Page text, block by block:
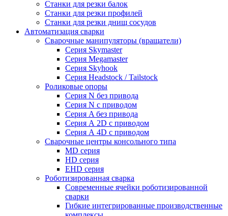
Станки для резки балок
Станки для резки профилей
Станки для резки днищ сосудов
Автоматизация сварки
Сварочные манипуляторы (вращатели)
Серия Skymaster
Серия Megamaster
Серия Skyhook
Серия Headstock / Tailstock
Роликовые опоры
Серия N без привода
Серия N с приводом
Серия A без привода
Серия А 2D с приводом
Серия А 4D с приводом
Сварочные центры консольного типа
MD серия
HD серия
EHD серия
Роботизированная сварка
Современные ячейки роботизированной
сварки
Гибкие интегрированные производственные